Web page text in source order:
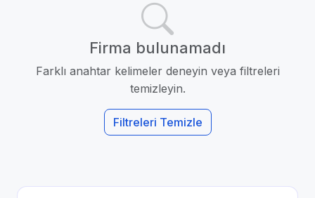
Firma bulunamadı
Farklı anahtar kelimeler deneyin veya filtreleri
temizleyin.
Filtreleri Temizle